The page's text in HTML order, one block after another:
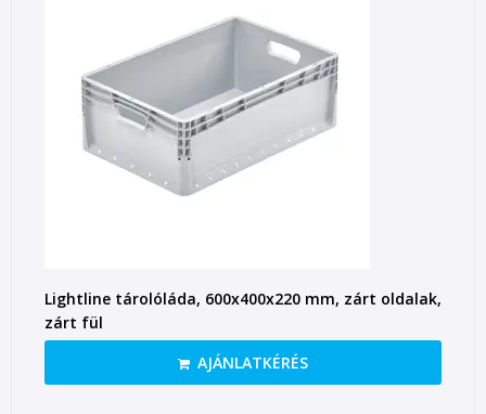
Lightline tárolóláda, 600x400x220 mm, zárt oldalak,
zárt fül
AJÁNLATKÉRÉS